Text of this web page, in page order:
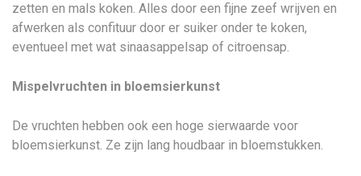
zetten en mals koken. Alles door een fijne zeef wrijven en
afwerken als confituur door er suiker onder te koken,
eventueel met wat sinaasappelsap of citroensap.
Mispelvruchten in bloemsierkunst
De vruchten hebben ook een hoge sierwaarde voor
bloemsierkunst. Ze zijn lang houdbaar in bloemstukken.